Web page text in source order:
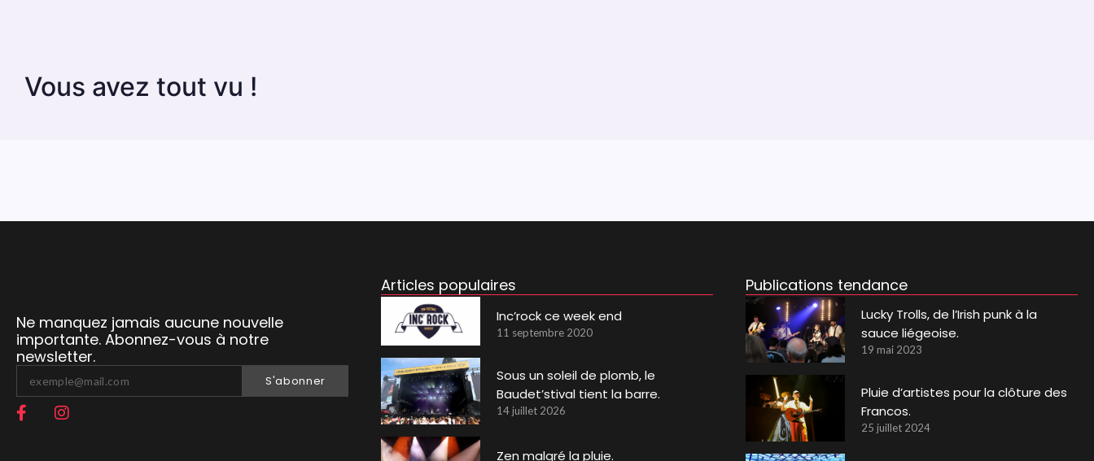
Vous avez tout vu !
Ne manquez jamais aucune nouvelle
importante. Abonnez-vous à notre
newsletter.
S'abonner
Articles populaires
Inc’rock ce week end
11 septembre 2020
Sous un soleil de plomb, le
Baudet’stival tient la barre.
14 juillet 2026
Zen malgré la pluie.
Publications tendance
Lucky Trolls, de l’Irish punk à la
sauce liégeoise.
19 mai 2023
Pluie d’artistes pour la clôture des
Francos.
25 juillet 2024